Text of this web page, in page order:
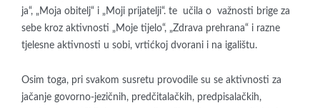
ja“, „Moja obitelj“ i „Moji prijatelji“. te učila o važnosti brige za
sebe kroz aktivnosti „Moje tijelo“, „Zdrava prehrana“ i razne
tjelesne aktivnosti u sobi, vrtićkoj dvorani i na igalištu.
Osim toga, pri svakom susretu provodile su se aktivnosti za
jačanje govorno-jezičnih, predčitalačkih, predpisalačkih,